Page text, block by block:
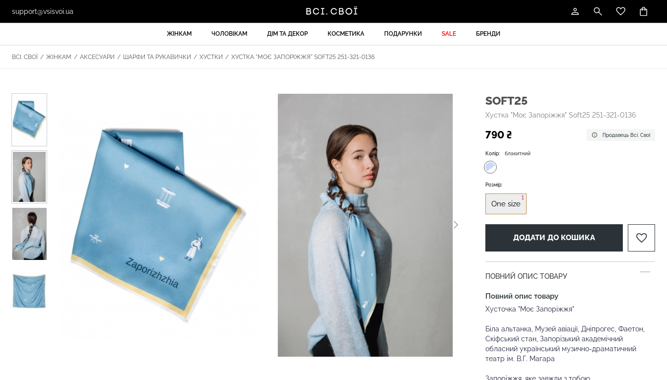
support@vsisvoi.ua
ЖІНКАМ ЧОЛОВІКАМ ДІМ ТА ДЕКОР КОСМЕТИКА ПОДАРУНКИ SALE БРЕНДИ
ВСІ. СВОЇ / ЖІНКАМ / АКСЕСУАРИ / ШАРФИ ТА РУКАВИЧКИ / ХУСТКИ / ХУСТКА "МОЄ ЗАПОРІЖЖЯ" SOFT25 251-321-0136
SOFT25
Хустка "Моє Запоріжжя" Soft25 251-321-0136
790 ₴ Продавець Всі. Свої
Колір: блакитний
Розмір:
One size
1
ДОДАТИ ДО КОШИКА
ПОВНИЙ ОПИС ТОВАРУ
Повний опис товару
Хусточка "Моє Запоріжжя"
Біла альтанка, Музей авіації, Дніпрогес, Фаетон,
Скіфський стан, Запорізький академічний
обласний український музично-драматичний
театр ім. В.Г. Магара